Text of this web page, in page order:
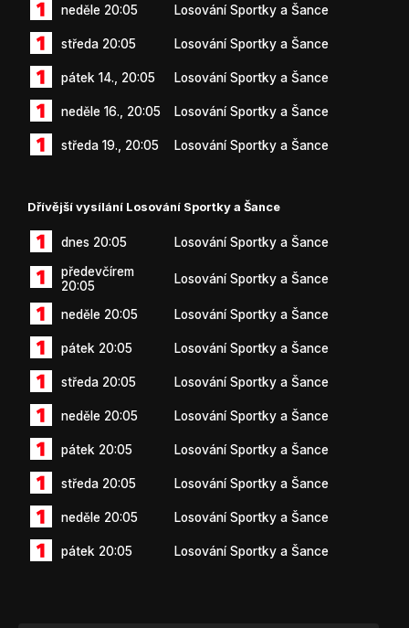
neděle 20:05 Losování Sportky a Šance
středa 20:05 Losování Sportky a Šance
pátek 14., 20:05 Losování Sportky a Šance
neděle 16., 20:05 Losování Sportky a Šance
středa 19., 20:05 Losování Sportky a Šance
Dřívější vysílání Losování Sportky a Šance
dnes 20:05
Losování Sportky a Šance
předevčírem
20:05
Losování Sportky a Šance
neděle 20:05 Losování Sportky a Šance
pátek 20:05 Losování Sportky a Šance
středa 20:05 Losování Sportky a Šance
neděle 20:05 Losování Sportky a Šance
pátek 20:05 Losování Sportky a Šance
středa 20:05 Losování Sportky a Šance
neděle 20:05 Losování Sportky a Šance
pátek 20:05 Losování Sportky a Šance